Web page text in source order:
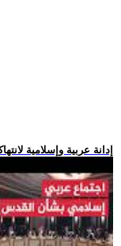
.. إدانة عربية وإسلامية